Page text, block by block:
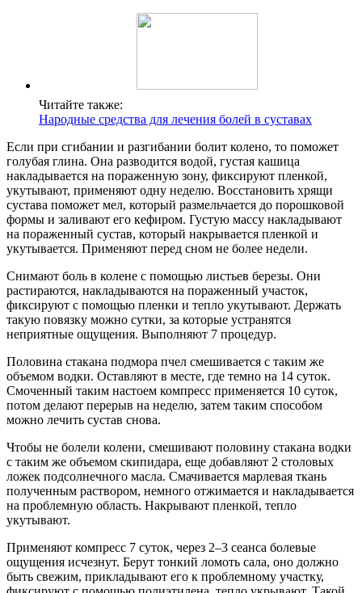
Читайте также:
Народные средства для лечения болей в суставах
Если при сгибании и разгибании болит колено, то поможет
голубая глина. Она разводится водой, густая кашица
накладывается на пораженную зону, фиксируют пленкой,
укутывают, применяют одну неделю. Восстановить хрящи
сустава поможет мел, который размельчается до порошковой
формы и заливают его кефиром. Густую массу накладывают
на пораженный сустав, который накрывается пленкой и
укутывается. Применяют перед сном не более недели.
Снимают боль в колене с помощью листьев березы. Они
растираются, накладываются на пораженный участок,
фиксируют с помощью пленки и тепло укутывают. Держать
такую повязку можно сутки, за которые устранятся
неприятные ощущения. Выполняют 7 процедур.
Половина стакана подмора пчел смешивается с таким же
объемом водки. Оставляют в месте, где темно на 14 суток.
Смоченный таким настоем компресс применяется 10 суток,
потом делают перерыв на неделю, затем таким способом
можно лечить сустав снова.
Чтобы не болели колени, смешивают половину стакана водки
с таким же объемом скипидара, еще добавляют 2 столовых
ложек подсолнечного масла. Смачивается марлевая ткань
полученным раствором, немного отжимается и накладывается
на проблемную область. Накрывают пленкой, тепло
укутывают.
Применяют компресс 7 суток, через 2–3 сеанса болевые
ощущения исчезнут. Берут тонкий ломоть сала, оно должно
быть свежим, прикладывают его к проблемному участку,